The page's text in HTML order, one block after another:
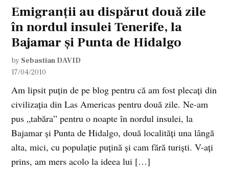
Emigranţii au dispărut două zile
în nordul insulei Tenerife, la
Bajamar şi Punta de Hidalgo
by Sebastian DAVID
17/04/2010
Am lipsit puţin de pe blog pentru că am fost plecaţi din
civilizaţia din Las Americas pentru două zile. Ne-am
pus „tabăra” pentru o noapte în nordul insulei, la
Bajamar şi Punta de Hidalgo, două localităţi una lângă
alta, mici, cu populaţie puţină şi cam fără turişti. V-aţi
prins, am mers acolo la ideea lui […]